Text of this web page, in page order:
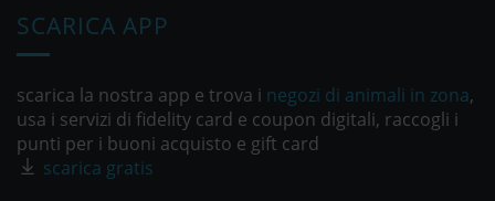
SCARICA APP
scarica la nostra app e trova i negozi di animali in zona,
usa i servizi di fidelity card e coupon digitali, raccogli i
punti per i buoni acquisto e gift card
scarica gratis